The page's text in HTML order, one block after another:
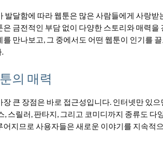
발달함에 따라 웹툰은 많은 사람들에게 사랑
은 금전적인 부담 없이 다양한 스토리와 매력
를 만나보고, 그 중에서도 어떤 웹툰이 인기를
의 매력
장 큰 장점은 바로 접근성입니다. 인터넷만 있
, 스릴러, 판타지, 그리고 코미디까지 종류도
어지므로 사용자들은 새로운 이야기를 지속적